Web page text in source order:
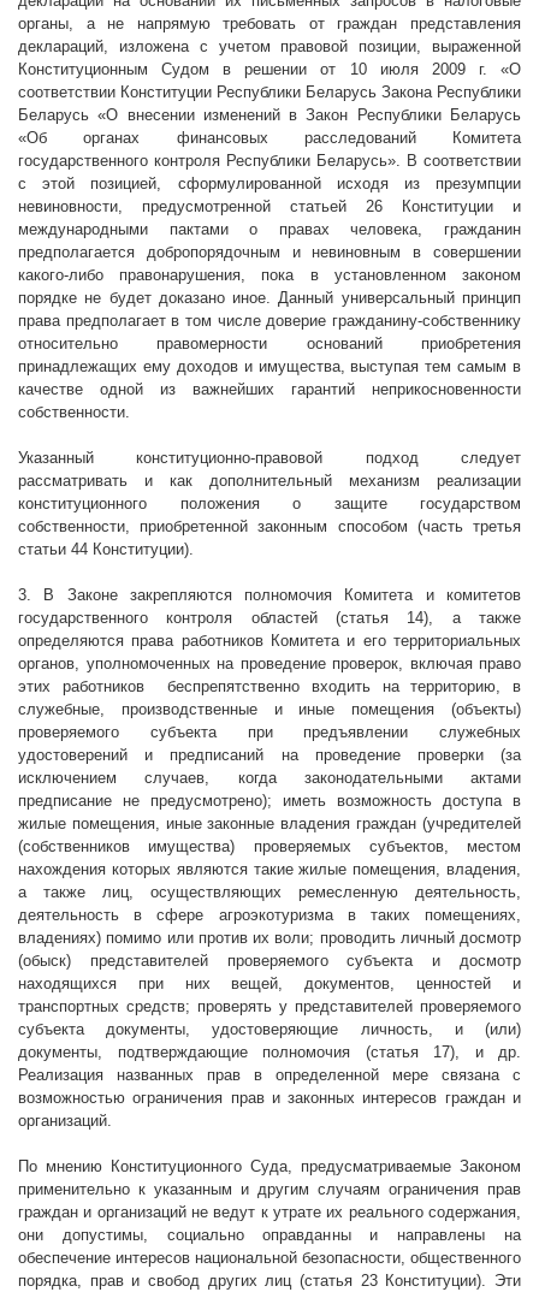
органы, а не напрямую требовать от граждан представления
деклараций, изложена с учетом правовой позиции, выраженной
Конституционным Судом в решении от 10 июля 2009 г. «О
соответствии Конституции Республики Беларусь Закона Республики
Беларусь «О внесении изменений в Закон Республики Беларусь
«Об органах финансовых расследований Комитета
государственного контроля Республики Беларусь». В соответствии
с этой позицией, сформулированной исходя из презумпции
невиновности, предусмотренной статьей 26 Конституции и
международными пактами о правах человека, гражданин
предполагается добропорядочным и невиновным в совершении
какого-либо правонарушения, пока в установленном законом
порядке не будет доказано иное. Данный универсальный принцип
права предполагает в том числе доверие гражданину-собственнику
относительно правомерности оснований приобретения
принадлежащих ему доходов и имущества, выступая тем самым в
качестве одной из важнейших гарантий неприкосновенности
собственности.
Указанный конституционно-правовой подход следует
рассматривать и как дополнительный механизм реализации
конституционного положения о защите государством
собственности, приобретенной законным способом (часть третья
статьи 44 Конституции).
3. В Законе закрепляются полномочия Комитета и комитетов
государственного контроля областей (статья 14), а также
определяются права работников Комитета и его территориальных
органов, уполномоченных на проведение проверок, включая право
этих работников
беспрепятственно входить на территорию, в
служебные, производственные и иные помещения (объекты)
проверяемого субъекта при предъявлении служебных
удостоверений и предписаний на проведение проверки (за
исключением случаев, когда законодательными актами
предписание не предусмотрено); иметь возможность доступа в
жилые помещения, иные законные владения граждан (учредителей
(собственников имущества) проверяемых субъектов, местом
нахождения которых являются такие жилые помещения, владения,
а также лиц, осуществляющих ремесленную деятельность,
деятельность в сфере агроэкотуризма в таких помещениях,
владениях) помимо или против их воли; проводить личный досмотр
(обыск) представителей проверяемого субъекта и досмотр
находящихся при них вещей, документов, ценностей и
транспортных средств; проверять у представителей проверяемого
субъекта документы, удостоверяющие личность, и (или)
документы, подтверждающие полномочия (статья 17), и др.
Реализация названных прав в определенной мере связана с
возможностью ограничения прав и законных интересов граждан и
организаций.
По мнению Конституционного Суда, предусматриваемые Законом
применительно к указанным и другим случаям ограничения прав
граждан и организаций не ведут к утрате их реального содержания,
они допустимы, социально оправданны и направлены на
обеспечение интересов национальной безопасности, общественного
порядка, прав и свобод других лиц (статья 23 Конституции). Эти